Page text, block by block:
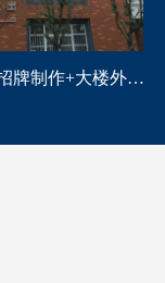
学校名称招牌制作+大楼外墙字制作